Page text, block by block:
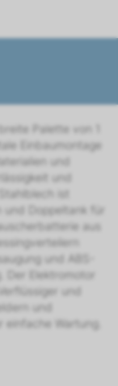
Palette von 1
Einbaumontage
und
und
ist
Doppeltank für
aus
und ABS-
Der Elektromotor
und
und
Wartung.